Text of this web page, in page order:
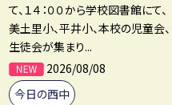
て、１４：００から学校図書館にて、
美土里小、平井小、本校の児童会、
生徒会が集まり...
2026/08/08
今日の西中